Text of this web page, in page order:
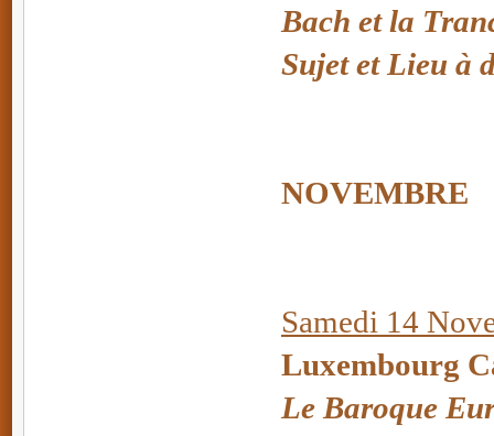
Bach et la
Sujet et Lieu à
NOVEMBRE
Samedi 14
Luxembourg
Le Baroque